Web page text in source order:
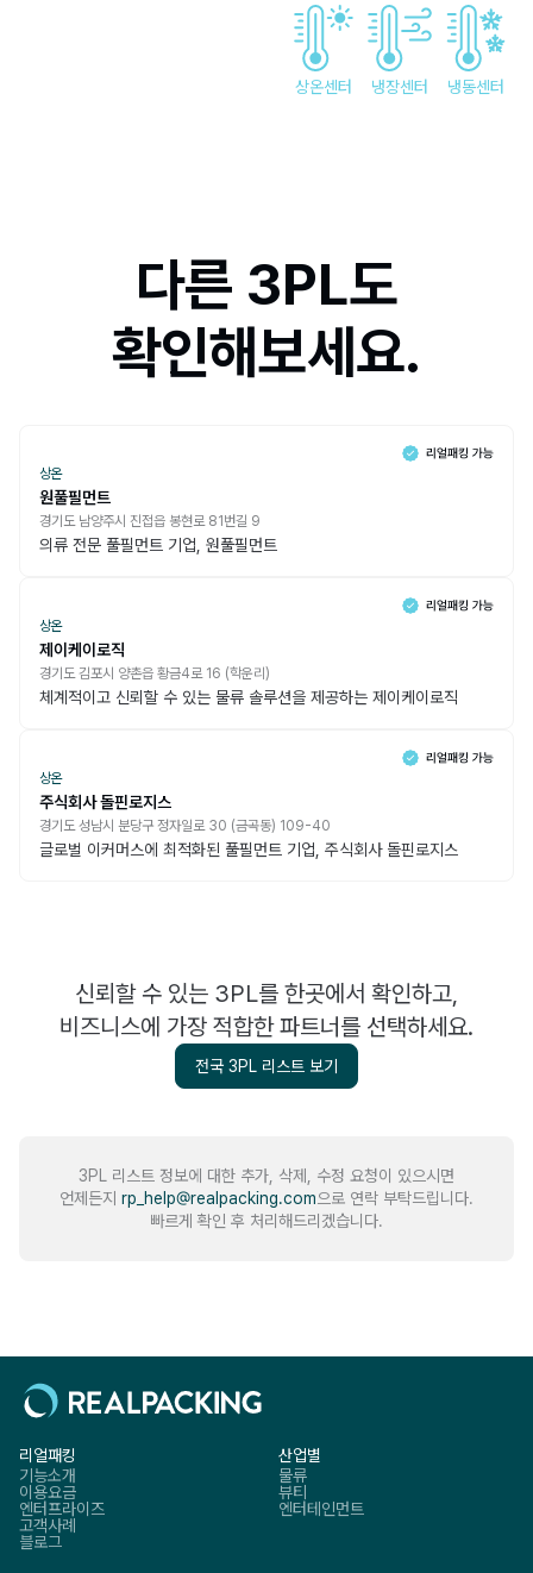
상온센터 냉장센터 냉동센터
다른 3PL도
확인해보세요.
상온
원풀필먼트
경기도 남양주시 진접읍 봉현로 81번길 9
의류 전문 풀필먼트 기업, 원풀필먼트
상온
제이케이로직
경기도 김포시 양촌읍 황금4로 16 (학운리)
체계적이고 신뢰할 수 있는 물류 솔루션을 제공하는 제이케이로직
상온
주식회사 돌핀로지스
경기도 성남시 분당구 정자일로 30 (금곡동) 109-40
글로벌 이커머스에 최적화된 풀필먼트 기업, 주식회사 돌핀로지스
신뢰할 수 있는 3PL를 한곳에서 확인하고,
비즈니스에 가장 적합한 파트너를 선택하세요.
전국 3PL 리스트 보기
3PL 리스트 정보에 대한 추가, 삭제, 수정 요청이 있으시면
언제든지 rp_help@realpacking.com으로 연락 부탁드립니다.
빠르게 확인 후 처리해드리겠습니다.
리얼패킹
기능소개
이용요금
엔터프라이즈
고객사례
블로그
산업별
물류
뷰티
엔터테인먼트